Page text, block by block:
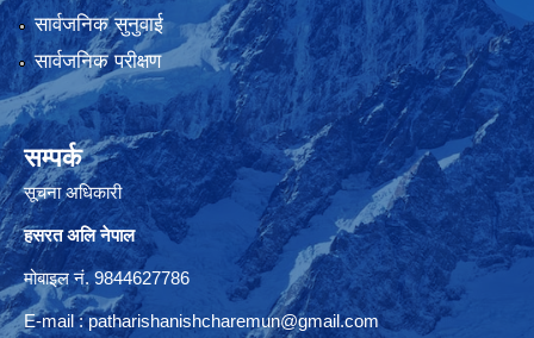
सार्वजनिक सुनुवाई
सार्वजनिक परीक्षण
सम्पर्क
सूचना अधिकारी
हसरत अलि नेपाल
मोबाइल नं. 9844627786
E-mail :patharishanishcharemun@gmail.com